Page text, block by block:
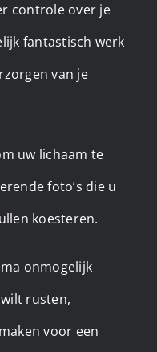
controle over je
fantastisch werk
van je
uw lichaam te
foto’s die u
koesteren.
onmogelijk
rusten,
voor een